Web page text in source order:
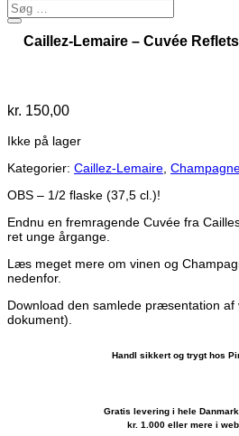
Caillez-Lemaire – Cuvée
kr. 150,00
Ikke på lager
Kategorier: Caillez-Lemaire
OBS – 1/2 flaske (37,5 cl.)!
Endnu en fremragende Cuvée fra
ret unge årgange.
Læs meget mere om vinen og
nedenfor.
Download den samlede præsentation af
dokument).
Handl sikkert og trygt hos
Gratis levering i hele
kr. 1.000 eller mere i